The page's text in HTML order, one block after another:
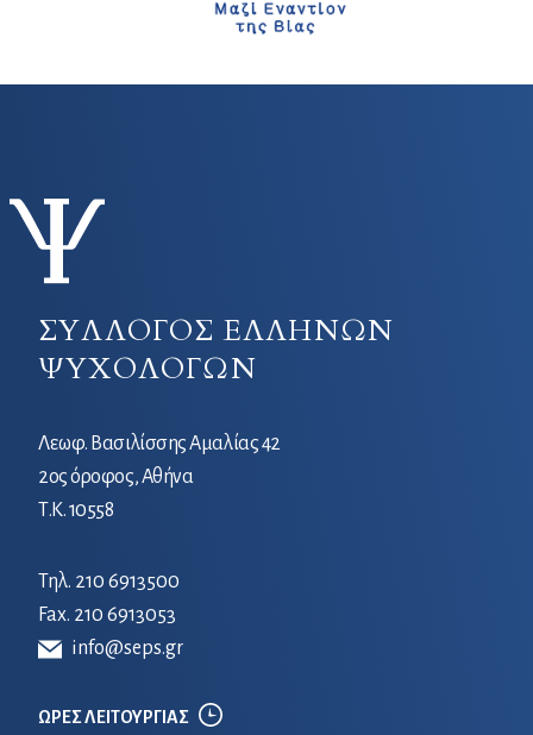
ΣΥΛΛΟΓΟΣ ΕΛΛΗΝΩΝ
ΨΥΧΟΛΟΓΩΝ
Λεωφ. Βασιλίσσης Αμαλίας 42
2ος όροφος, Αθήνα
Τ.Κ. 10558
Τηλ. 210 6913500
Fax. 210 6913053
info@seps.gr
ΩΡΕΣ ΛΕΙΤΟΥΡΓΙΑΣ